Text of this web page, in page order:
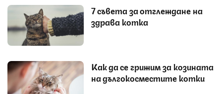
7 съвета за отглеждане на
здрава котка
Как да се грижим за козината
на дългокосместите котки